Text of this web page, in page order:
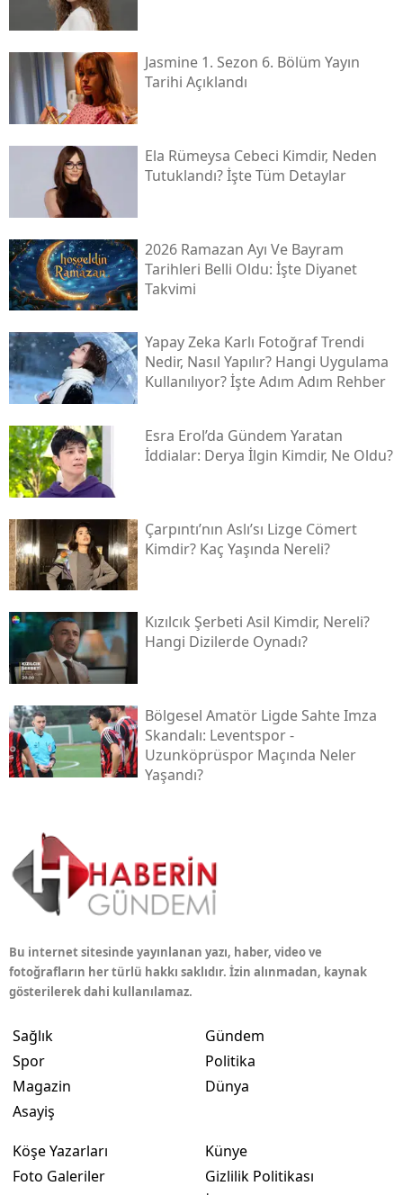
Jasmine 1. Sezon 6. Bölüm Yayın
Tarihi Açıklandı
Ela Rümeysa Cebeci Kimdir, Neden
Tutuklandı? İşte Tüm Detaylar
2026 Ramazan Ayı Ve Bayram
Tarihleri Belli Oldu: İşte Diyanet
Takvimi
Yapay Zeka Karlı Fotoğraf Trendi
Nedir, Nasıl Yapılır? Hangi Uygulama
Kullanılıyor? İşte Adım Adım Rehber
Esra Erol’da Gündem Yaratan
İddialar: Derya İlgin Kimdir, Ne Oldu?
Çarpıntı’nın Aslı’sı Lizge Cömert
Kimdir? Kaç Yaşında Nereli?
Kızılcık Şerbeti Asil Kimdir, Nereli?
Hangi Dizilerde Oynadı?
Bölgesel Amatör Ligde Sahte Imza
Skandalı: Leventspor -
Uzunköprüspor Maçında Neler
Yaşandı?
Bu internet sitesinde yayınlanan yazı, haber, video ve
fotoğrafların her türlü hakkı saklıdır. İzin alınmadan, kaynak
gösterilerek dahi kullanılamaz.
Sağlık
Spor
Magazin
Asayiş
Gündem
Politika
Dünya
Köşe Yazarları
Foto Galeriler
Künye
Gizlilik Politikası